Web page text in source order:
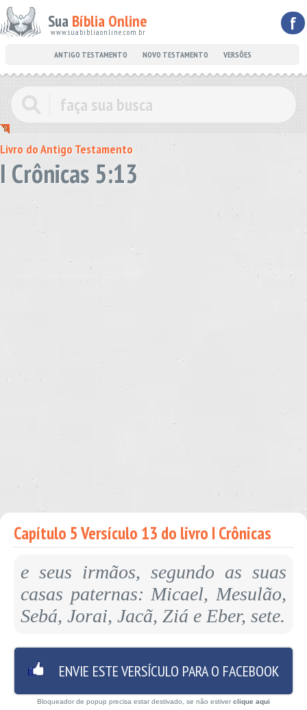
Sua Bíblia Online
www.suabibliaonline.com.br f
ANTIGO TESTAMENTO NOVO TESTAMENTO VERSÕES
Livro do Antigo Testamento
I Crônicas 5:13
Capítulo 5 Versículo 13 do livro I Crônicas
e seus irmãos, segundo as suas
casas paternas: Micael, Mesulão,
Sebá, Jorai, Jacã, Ziá e Eber, sete.
ENVIE ESTE VERSÍCULO PARA O FACEBOOK
Bloqueador de popup precisa estar destivado, se não estiver clique aqui